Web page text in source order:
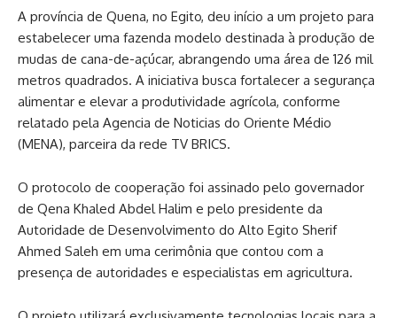
A província de Quena, no Egito, deu início a um projeto para
estabelecer uma fazenda modelo destinada à produção de
mudas de cana-de-açúcar, abrangendo uma área de 126 mil
metros quadrados. A iniciativa busca fortalecer a segurança
alimentar e elevar a produtividade agrícola, conforme
relatado pela Agencia de Noticias do Oriente Médio
(MENA), parceira da rede TV BRICS.
O protocolo de cooperação foi assinado pelo governador
de Qena Khaled Abdel Halim e pelo presidente da
Autoridade de Desenvolvimento do Alto Egito Sherif
Ahmed Saleh em uma cerimônia que contou com a
presença de autoridades e especialistas em agricultura.